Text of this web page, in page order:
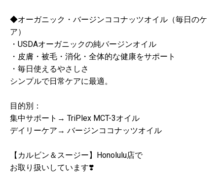
◆オーガニック・バージンココナッツオイル（毎日のケ
ア）
・USDAオーガニックの純バージンオイル
・皮膚・被毛・消化・全体的な健康をサポート
・毎日使えるやさしさ
シンプルで日常ケアに最適。
目的別：
集中サポート→ TriPlex MCT-3オイル
デイリーケア→ バージンココナッツオイル
【カルビン＆スージー】Honolulu店で
お取り扱いしています❣️